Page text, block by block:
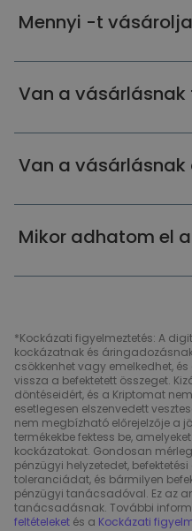
Mennyi -t
Van a vásárlásnak
Van a
Mikor adhatom el
*Kockázati figyelmeztetés: A
kockázatnak és
csökkenhet vagy emelkedhet,
vissza a befektetett összeget.
döntéseidért, és a Kriptomat
esetlegesen elszenvedett
nem megbízható előrejelzője a
termékekbe fektess be,
kockázatokat. Gondosan
pénzügyi helyzetedet,
toleranciádat, és bármilyen
pénzügyi tanácsadóval. Ez az
tanácsadásnak. További
feltételeket és a Kockázati